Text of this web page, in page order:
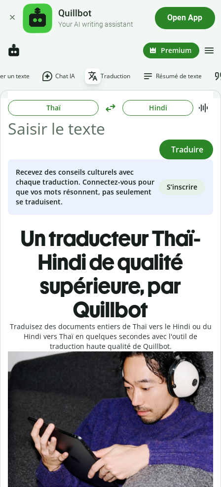
Quillbot
Your AI writing assistant
Open App
Premium
un texte Chat IA Traduction Résumé de texte
Thaï Hindi
Traduire
Recevez des conseils culturels avec
chaque traduction. Connectez-vous pour
que vos mots résonnent, pas seulement
se traduisent.
S’inscrire
Un traducteur Thaï-
Hindi de qualité
supérieure, par
Quillbot
Traduisez des documents entiers de Thaï vers le Hindi ou du
Hindi vers Thaï en quelques secondes avec l'outil de
traduction haute qualité de Quillbot.